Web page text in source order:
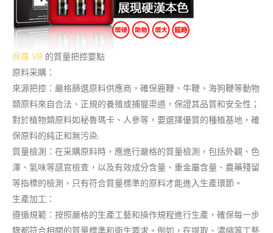
保羅 V8 的質量把控要點
原料采購：
來源把控：嚴格篩選原料供應商，確保鹿鞭、牛鞭、海狗鞭等動物
類原料來自合法、正規的養殖或捕獵渠道，保證其品質和安全性；
對於植物類原料如秘魯瑪卡、人參等，要選擇優質的種植基地，確
保原料的純正和無污染.
質量檢測：在采購原料時，應進行嚴格的質量檢測，包括外觀、色
澤、氣味等感官檢查，以及有效成分含量、重金屬含量、農藥殘留
等指標的檢測，只有符合質量標準的原料才能進入生產環節。
生產加工：
遵循規範：按照嚴格的生產工藝和操作規程進行生產，確保每一步
驟都符合相關的質量標準和衛生要求。例如，在提取、濃縮等工藝